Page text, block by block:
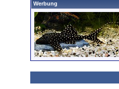
Werbung